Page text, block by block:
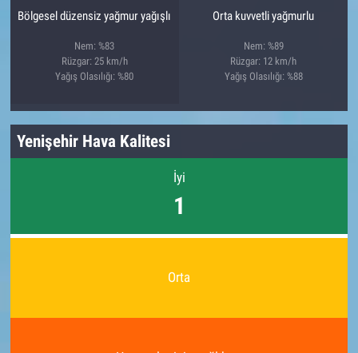
Bölgesel düzensiz yağmur yağışlı
Nem: %83
Rüzgar: 25 km/h
Yağış Olasılığı: %80
Orta kuvvetli yağmurlu
Nem: %89
Rüzgar: 12 km/h
Yağış Olasılığı: %88
Yenişehir Hava Kalitesi
İyi
1
Orta